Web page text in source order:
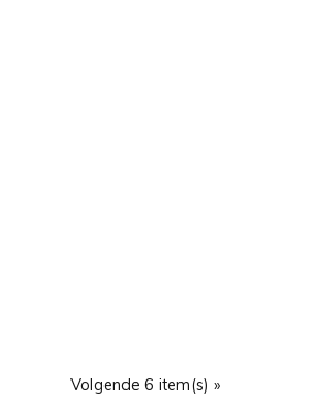
Volgende 6 item(s) »